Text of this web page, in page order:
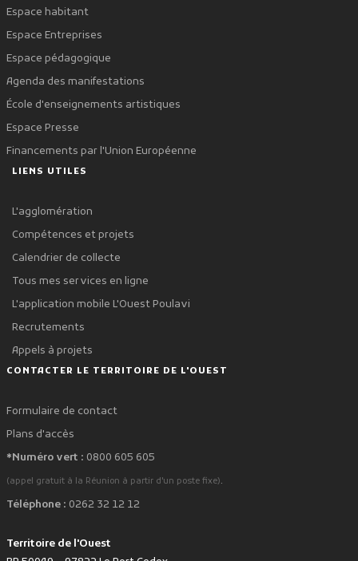
Espace habitant
Espace Entreprises
Espace pédagogique
Agenda des manifestations
École d'enseignements artistiques
Espace Presse
Financements par l'Union Européenne
LIENS UTILES
L'agglomération
Compétences et projets
Calendrier de collecte
Tous mes services en ligne
L'application mobile L'Ouest Poulavi
Recrutements
Appels à projets
CONTACTER LE TERRITOIRE DE L'OUEST
Formulaire de contact
Plans d'accès
*Numéro vert : 0800 605 605
(appel gratuit à la Réunion à partir d'un poste fixe).
Téléphone : 0262 32 12 12
Territoire de l'Ouest